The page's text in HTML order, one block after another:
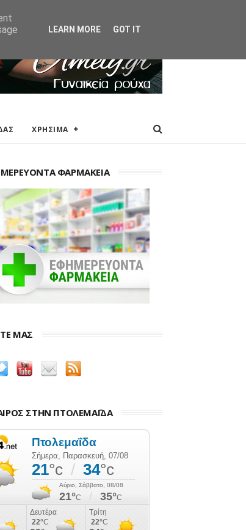
ΧΡΗΣΙΜΑ
ΦΑΡΜΑΚΕΙΑ
ΜΑΣ
ΣΤΗΝ ΠΤΟΛΕΜΑΪΔΑ
LEARN MORE GOT IT